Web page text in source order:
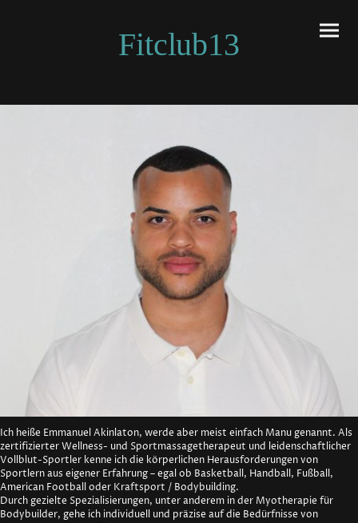
Fitclub13
Ich heiße Emmanuel Akinlaton, werde aber meist einfach Manu genannt. Als
zertifizierter Wellness- und Sportmassagetherapeut und leidenschaftlicher
Vollblut-Sportler kenne ich die körperlichen Herausforderungen von
Sportlern aus eigener Erfahrung – egal ob Basketball, Handball, Fußball,
American Football oder Kraftsport / Bodybuilding.
Durch gezielte Spezialisierungen, unter anderem in der Myotherapie für
Bodybuilder, gehe ich individuell und präzise auf die Bedürfnisse von